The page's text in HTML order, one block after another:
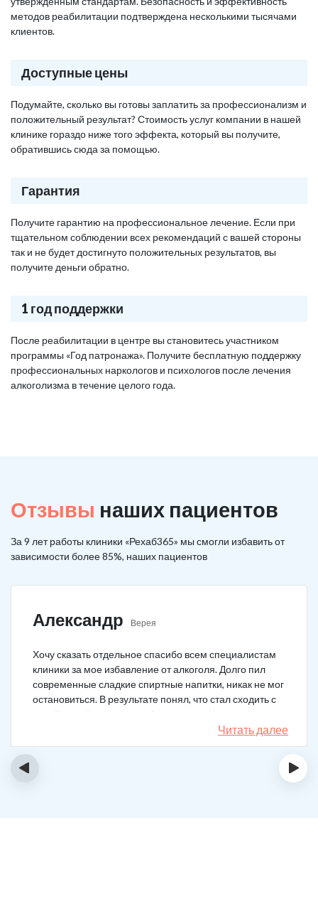
методов реабилитации подтверждена несколькими тысячами
клиентов.
Доступные цены
Подумайте, сколько вы готовы заплатить за профессионализм и
положительный результат? Стоимость услуг компании в нашей
клинике гораздо ниже того эффекта, который вы получите,
обратившись сюда за помощью.
Гарантия
Получите гарантию на профессиональное лечение. Если при
тщательном соблюдении всех рекомендаций с вашей стороны
так и не будет достигнуто положительных результатов, вы
получите деньги обратно.
1 год поддержки
После реабилитации в центре вы становитесь участником
программы «Год патронажа». Получите бесплатную поддержку
профессиональных наркологов и психологов после лечения
алкоголизма в течение целого года.
Отзывы наших пациентов
За 9 лет работы клиники «Рехаб365» мы смогли избавить от
зависимости более 85%, наших пациентов
Александр Верея
Хочу сказать отдельное спасибо всем специалистам
клиники за мое избавление от алкоголя. Долго пил
современные сладкие спиртные напитки, никак не мог
остановиться. В результате понял, что стал сходить с
ума. Каждый день не мог без выпивки. Когда осознал,
понял, что надо что-то в своей жизни менять. Нашел
телефон клиники в интернете, сразу приехал и
Читать далее
‹ ›